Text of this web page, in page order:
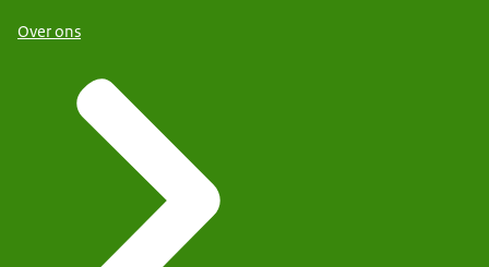
Over ons